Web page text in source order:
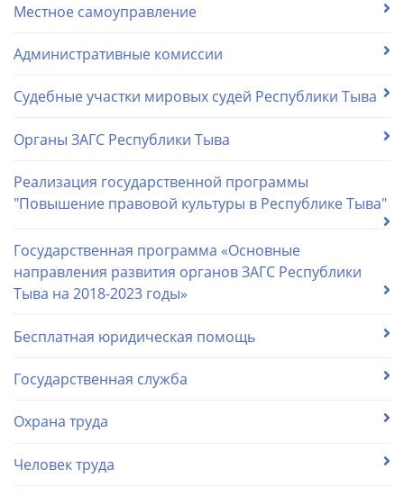
Местное самоуправление
Административные комиссии
Судебные участки мировых судей Республики Тыва
Органы ЗАГС Республики Тыва
Реализация государственной программы
"Повышение правовой культуры в Республике Тыва"
Государственная программа «Основные
направления развития органов ЗАГС Республики
Тыва на 2018-2023 годы»
Бесплатная юридическая помощь
Государственная служба
Охрана труда
Человек труда